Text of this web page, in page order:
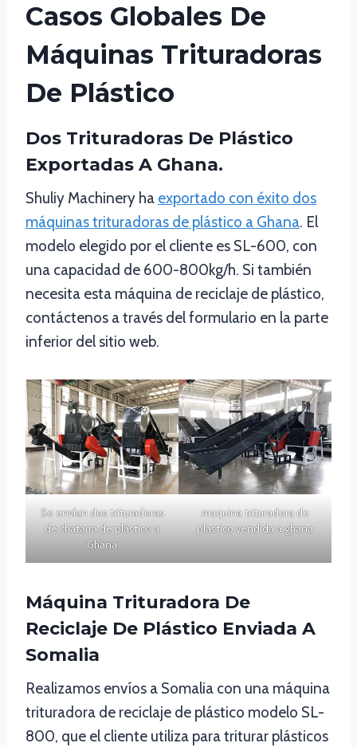
Casos Globales De
Máquinas Trituradoras
De Plástico
Dos Trituradoras De Plástico
Exportadas A Ghana.
Shuliy Machinery ha exportado con éxito dos
máquinas trituradoras de plástico a Ghana. El
modelo elegido por el cliente es SL-600, con
una capacidad de 600-800kg/h. Si también
necesita esta máquina de reciclaje de plástico,
contáctenos a través del formulario en la parte
inferior del sitio web.
Se envían dos trituradoras
de chatarra de plástico a
Ghana
maquina trituradora de
plastico vendida a ghana
Máquina Trituradora De
Reciclaje De Plástico Enviada A
Somalia
Realizamos envíos a Somalia con una máquina
trituradora de reciclaje de plástico modelo SL-
800, que el cliente utiliza para triturar plásticos